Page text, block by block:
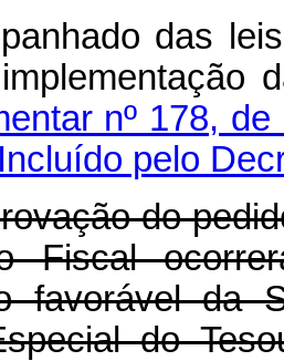
das
nº 178, de
pelo
do
Fiscal
favorável da
do